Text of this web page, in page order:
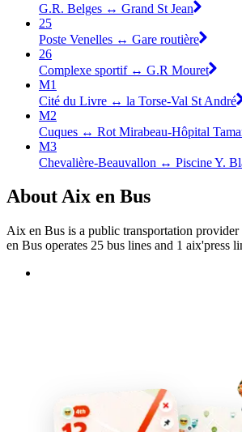
G.R. Belges ↔ Grand St Jean
25
Poste Venelles ↔ Gare routière
26
Complexe sportif ↔ G.R Mouret
M1
Cité du Livre ↔ la Torse-Val St André
M2
Cuques ↔ Rot Mirabeau-Hôpital
M3
Chevalière-Beauvallon ↔ Piscine Y.
About Aix en Bus
Aix en Bus is a public transportation
en Bus operates 25 bus lines and 1 aix'press